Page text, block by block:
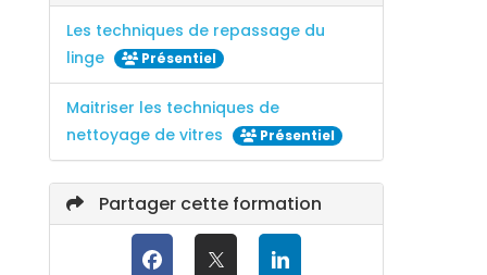
Les techniques de repassage du
linge
Présentiel
Maitriser les techniques de
nettoyage de vitres
Présentiel
Partager cette formation